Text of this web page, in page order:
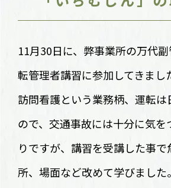
11月30日に、弊事業所の万代
転管理者講習に参加してきまし
訪問看護という業務柄、運転は
ので、 交通事故には十分に気を
りですが、講習を受講した事で
所、場面など改めて学びました。